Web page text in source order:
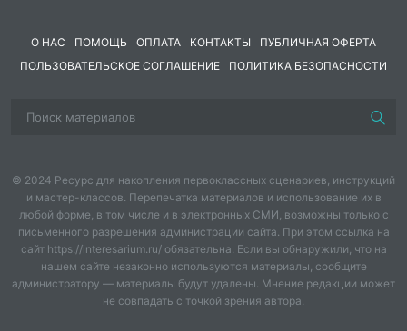
О НАС ПОМОЩЬ ОПЛАТА КОНТАКТЫ
ПУБЛИЧНАЯ ОФЕРТА
ПОЛЬЗОВАТЕЛЬСКОЕ СОГЛАШЕНИЕ
ПОЛИТИКА БЕЗОПАСНОСТИ
© 2024 Ресурс для накопления первоклассных сценариев, инструкций
и мастер-классов. Перепечатка материалов и использование их в
любой форме, в том числе и в электронных СМИ, возможны только с
письменного разрешения администрации сайта. При этом ссылка на
сайт https://interesarium.ru/ обязательна. Если вы обнаружили, что на
нашем сайте незаконно используются материалы, сообщите
администратору — материалы будут удалены. Мнение редакции может
не совпадать с точкой зрения автора.